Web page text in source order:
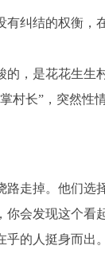
有纠结的权衡，
的，是花花生生
村长”，突然性
路走掉。他们选
你会发现这个看
的人挺身而出。